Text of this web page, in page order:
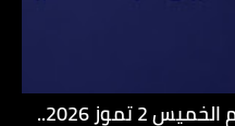
أسعار الدولار في العراق اليوم الخميس 2 تموز 2026..